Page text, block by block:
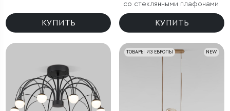
КУПИТЬ
со стеклянными плафонами
КУПИТЬ
NEW
ТОВАРЫ ИЗ ЕВРОПЫ